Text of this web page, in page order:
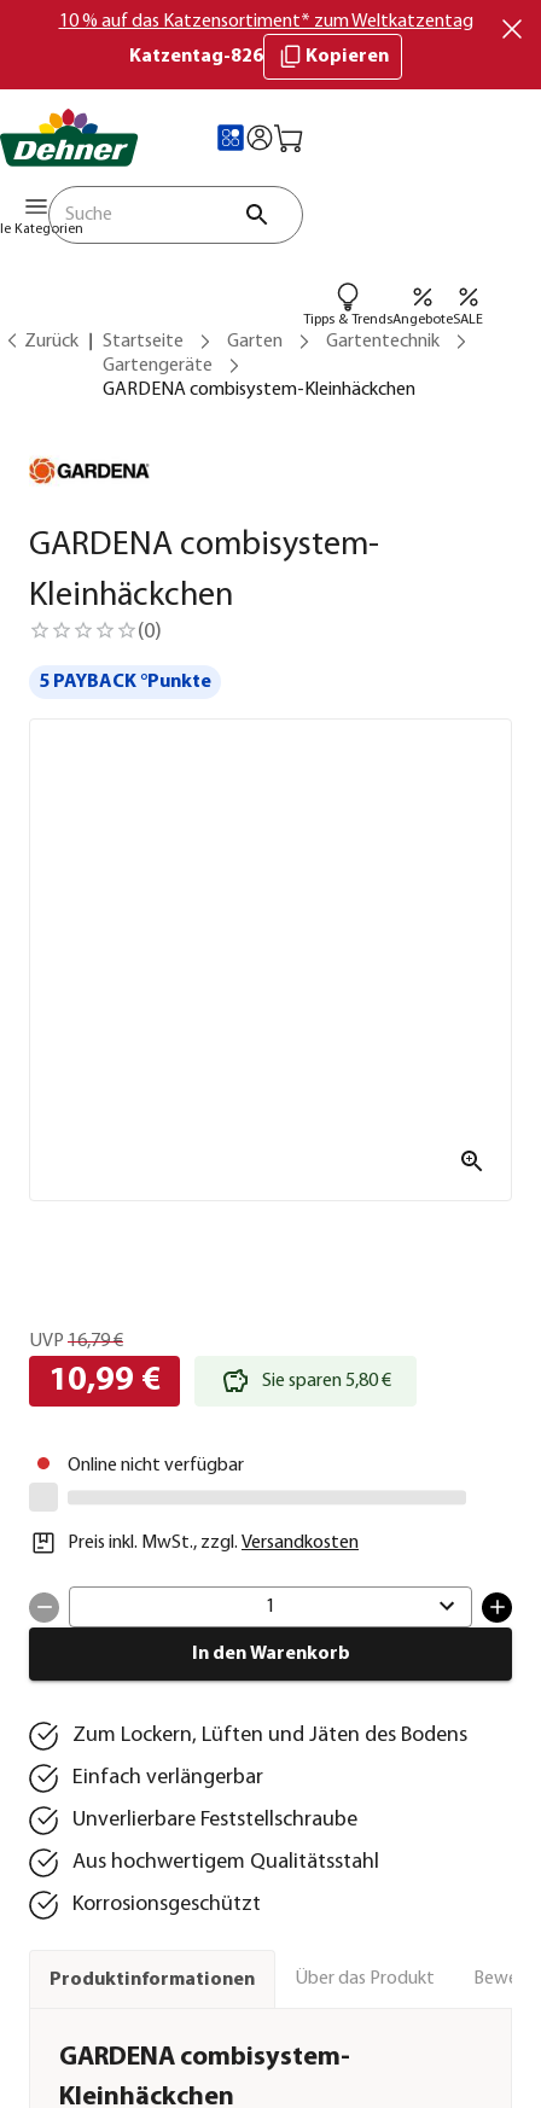
10 % auf das Katzensortiment* zum Weltkatzentag
Katzentag-826
Kopieren
Kategorien
Tipps & TrendsAngeboteSALE
Zurück Startseite Garten
Gartentechnik
Gartengeräte
GARDENA combisystem-Kleinhäckchen
GARDENA combisystem-
Kleinhäckchen
(0)
5 PAYBACK °Punkte
UVP 16,79 €
10,99 € Sie sparen 5,80 €
Online nicht verfügbar
Preis inkl. MwSt., zzgl. Versandkosten
1
In den Warenkorb
Zum Lockern, Lüften und Jäten des Bodens
Einfach verlängerbar
Unverlierbare Feststellschraube
Aus hochwertigem Qualitätsstahl
Korrosionsgeschützt
Produktinformationen Über das Produkt
GARDENA combisystem-
Kleinhäckchen